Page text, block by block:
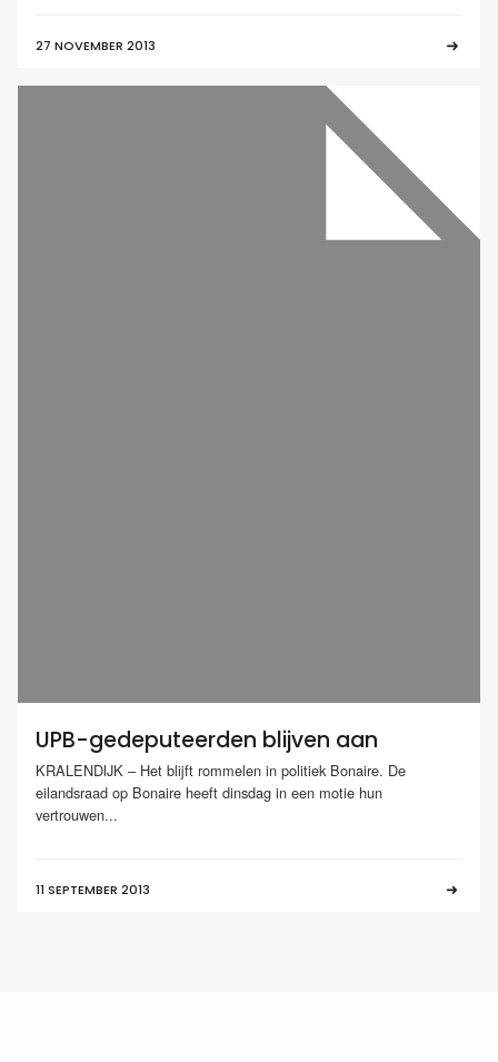
27 NOVEMBER 2013
UPB-gedeputeerden blijven aan
KRALENDIJK – Het blijft rommelen in politiek Bonaire. De
eilandsraad op Bonaire heeft dinsdag in een motie hun
vertrouwen...
11 SEPTEMBER 2013